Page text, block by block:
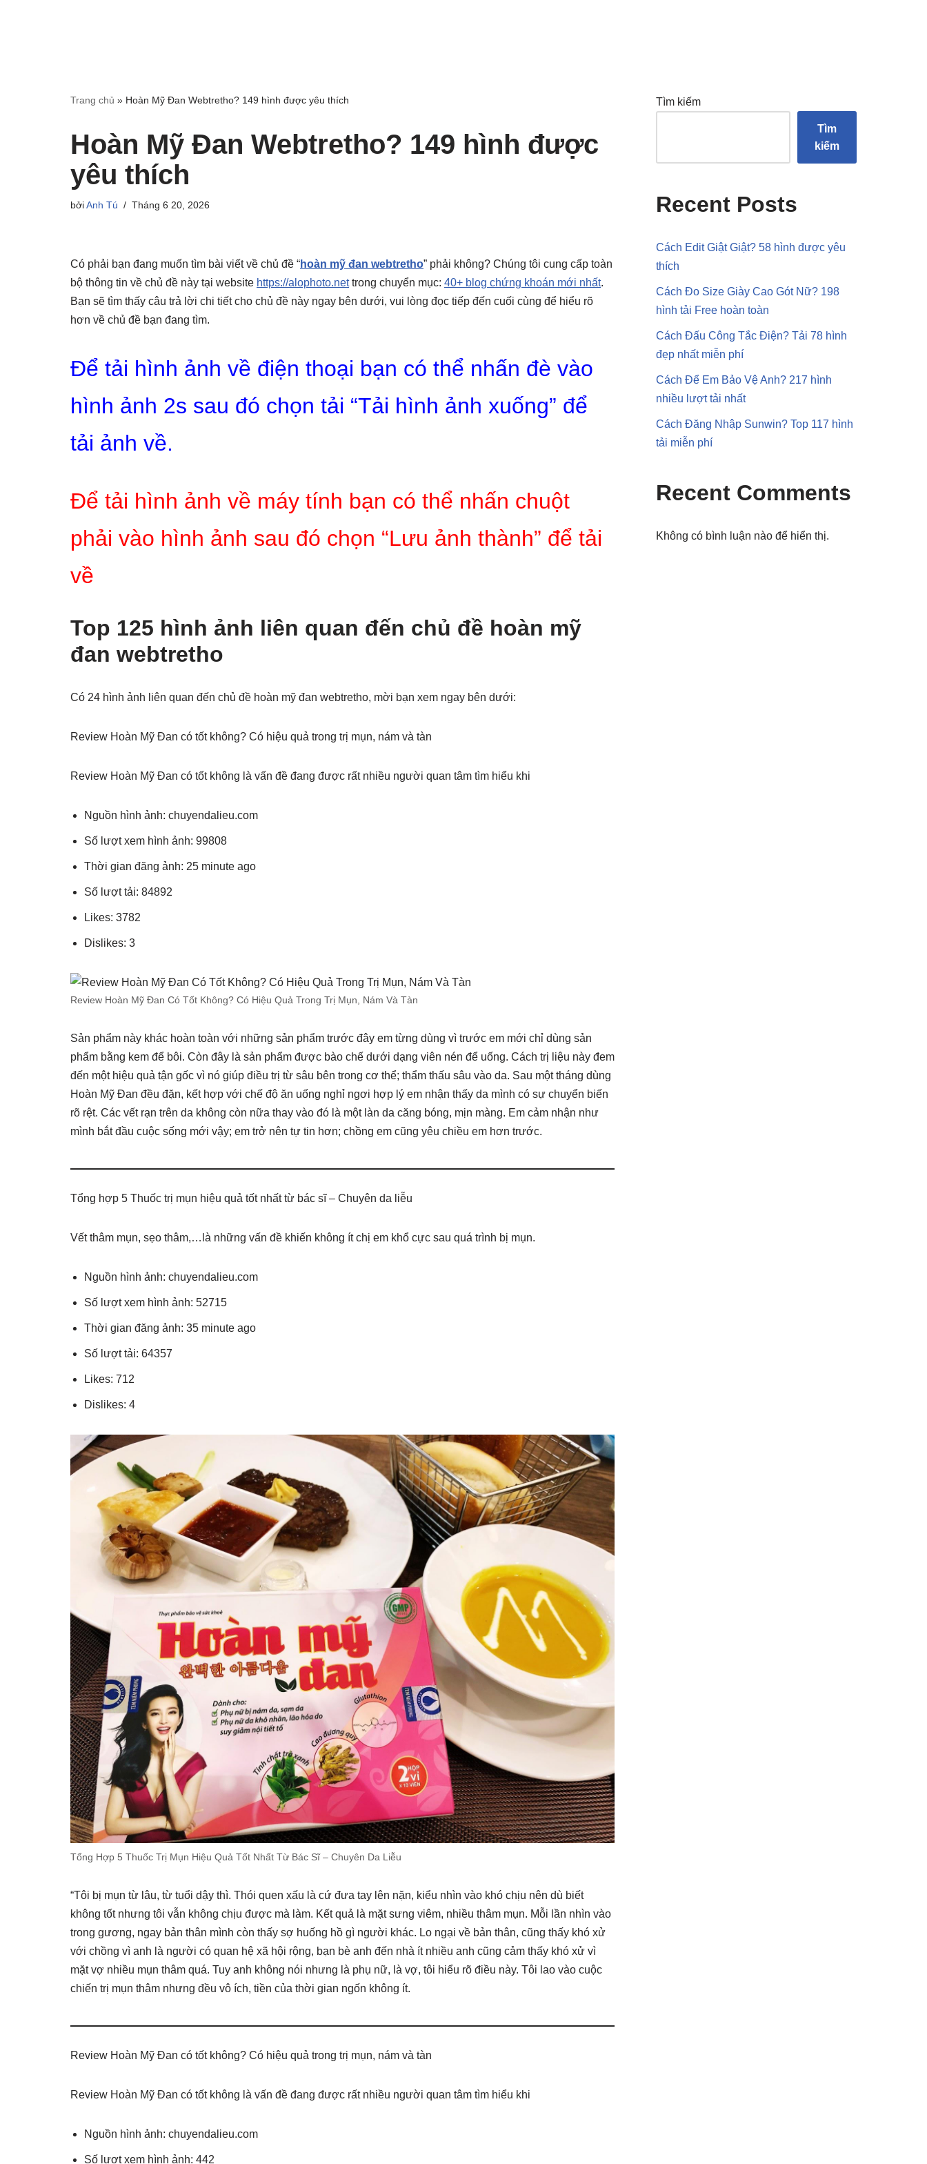
Trang chủ » Hoàn Mỹ Đan Webtretho? 149 hình được yêu thích
Hoàn Mỹ Đan Webtretho? 149 hình được
yêu thích
bởiAnh Tú Tháng 6 20, 2026
Có phải bạn đang muốn tìm bài viết về chủ đề “hoàn mỹ đan webtretho” phải không? Chúng tôi cung cấp toàn
bộ thông tin về chủ đề này tại website https://alophoto.nettrong chuyển mục: 40+ blog chứng khoán mới nhất.
Bạn sẽ tìm thấy câu trả lời chi tiết cho chủ đề này ngay bên dưới, vui lòng đọc tiếp đến cuối cùng để hiểu rõ
hơn về chủ đề bạn đang tìm.
Để tải hình ảnh về điện thoại bạn có thể nhấn đè vào
hình ảnh 2s sau đó chọn tải “Tải hình ảnh xuống” để
tải ảnh về.
Để tải hình ảnh về máy tính bạn có thể nhấn chuột
phải vào hình ảnh sau đó chọn “Lưu ảnh thành” để tải
về
Top 125 hình ảnh liên quan đến chủ đề hoàn mỹ
đan webtretho
Có 24 hình ảnh liên quan đến chủ đề hoàn mỹ đan webtretho, mời bạn xem ngay bên dưới:
Review Hoàn Mỹ Đan có tốt không? Có hiệu quả trong trị mụn, nám và tàn
Review Hoàn Mỹ Đan có tốt không là vấn đề đang được rất nhiều người quan tâm tìm hiểu khi
Nguồn hình ảnh: chuyendalieu.com
Số lượt xem hình ảnh: 99808
Thời gian đăng ảnh: 25 minute ago
Số lượt tải: 84892
Likes: 3782
Dislikes: 3
Review Hoàn Mỹ Đan Có Tốt Không? Có Hiệu Quả Trong Trị Mụn, Nám Và Tàn
Sản phẩm này khác hoàn toàn với những sản phẩm trước đây em từng dùng vì trước em mới chỉ dùng sản
phẩm bằng kem để bôi. Còn đây là sản phẩm được bào chế dưới dạng viên nén để uống. Cách trị liệu này đem
đến một hiệu quả tận gốc vì nó giúp điều trị từ sâu bên trong cơ thể; thẩm thấu sâu vào da. Sau một tháng dùng
Hoàn Mỹ Đan đều đặn, kết hợp với chế độ ăn uống nghỉ ngơi hợp lý em nhận thấy da mình có sự chuyển biến
rõ rệt. Các vết rạn trên da không còn nữa thay vào đó là một làn da căng bóng, mịn màng. Em cảm nhận như
mình bắt đầu cuộc sống mới vậy; em trở nên tự tin hơn; chồng em cũng yêu chiều em hơn trước.
Tổng hợp 5 Thuốc trị mụn hiệu quả tốt nhất từ bác sĩ – Chuyên da liễu
Vết thâm mụn, sẹo thâm,…là những vấn đề khiến không ít chị em khổ cực sau quá trình bị mụn.
Nguồn hình ảnh: chuyendalieu.com
Số lượt xem hình ảnh: 52715
Thời gian đăng ảnh: 35 minute ago
Số lượt tải: 64357
Likes: 712
Dislikes: 4
Tổng Hợp 5 Thuốc Trị Mụn Hiệu Quả Tốt Nhất Từ Bác Sĩ – Chuyên Da Liễu
“Tôi bị mụn từ lâu, từ tuổi dậy thì. Thói quen xấu là cứ đưa tay lên nặn, kiểu nhìn vào khó chịu nên dù biết
không tốt nhưng tôi vẫn không chịu được mà làm. Kết quả là mặt sưng viêm, nhiều thâm mụn. Mỗi lần nhìn vào
trong gương, ngay bản thân mình còn thấy sợ huống hồ gì người khác. Lo ngại về bản thân, cũng thấy khó xử
với chồng vì anh là người có quan hệ xã hội rộng, bạn bè anh đến nhà ít nhiều anh cũng cảm thấy khó xử vì
mặt vợ nhiều mụn thâm quá. Tuy anh không nói nhưng là phụ nữ, là vợ, tôi hiểu rõ điều này. Tôi lao vào cuộc
chiến trị mụn thâm nhưng đều vô ích, tiền của thời gian ngốn không ít.
Review Hoàn Mỹ Đan có tốt không? Có hiệu quả trong trị mụn, nám và tàn
Review Hoàn Mỹ Đan có tốt không là vấn đề đang được rất nhiều người quan tâm tìm hiểu khi
Nguồn hình ảnh: chuyendalieu.com
Số lượt xem hình ảnh: 442
Tìm kiếm
Tìm
kiếm
Recent Posts
Cách Edit Giật Giật? 58 hình được yêu
thích
Cách Đo Size Giày Cao Gót Nữ? 198
hình tải Free hoàn toàn
Cách Đấu Công Tắc Điện? Tải 78 hình
đẹp nhất miễn phí
Cách Để Em Bảo Vệ Anh? 217 hình
nhiều lượt tải nhất
Cách Đăng Nhập Sunwin? Top 117 hình
tải miễn phí
Recent Comments
Không có bình luận nào để hiển thị.